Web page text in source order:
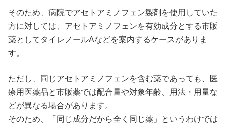
そのため、病院でアセトアミノフェン製剤を使用していた
方に対しては、アセトアミノフェンを有効成分とする市販
薬としてタイレノールAなどを案内するケースがありま
す。
ただし、同じアセトアミノフェンを含む薬であっても、医
療用医薬品と市販薬では配合量や対象年齢、用法・用量な
どが異なる場合があります。
そのため、「同じ成分だから全く同じ薬」というわけでは